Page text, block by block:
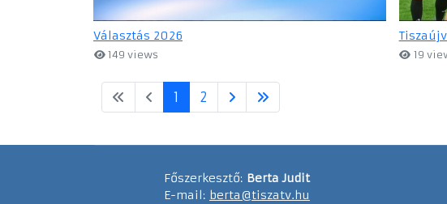
Választás 2026
149 views 19
1 2
Főszerkesztő: Berta Judit
E-mail: berta@tiszatv.hu